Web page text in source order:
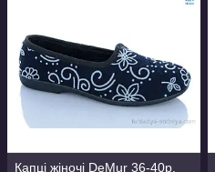
Капці жіночі DeMur 36-40р.